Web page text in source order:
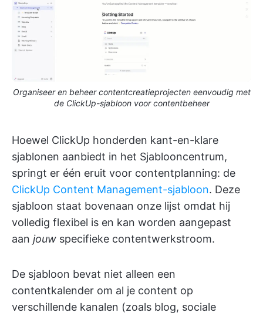
Organiseer en beheer contentcreatieprojecten eenvoudig met
de ClickUp-sjabloon voor contentbeheer
Hoewel ClickUp honderden kant-en-klare
sjablonen aanbiedt in het Sjablooncentrum,
springt er één eruit voor contentplanning: de
ClickUp Content Management-sjabloon. Deze
sjabloon staat bovenaan onze lijst omdat hij
volledig flexibel is en kan worden aangepast
aan jouw specifieke contentwerkstroom.
De sjabloon bevat niet alleen een
contentkalender om al je content op
verschillende kanalen (zoals blog, sociale